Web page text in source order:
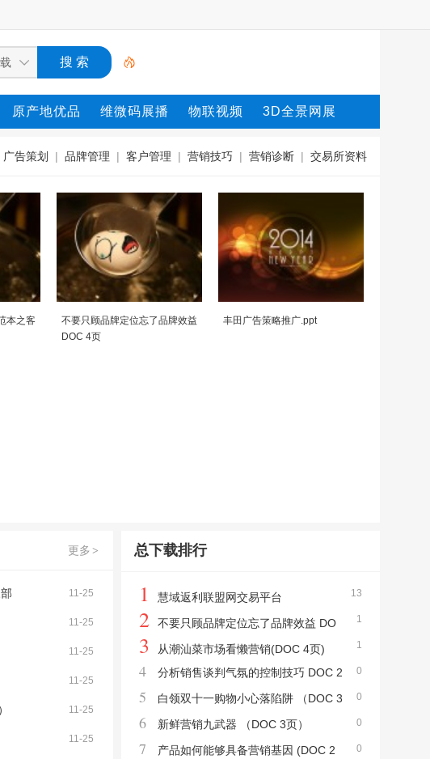
原产地优品 维微码展播 物联视频 3D全景网展
广告策划 | 品牌管理 | 客户管理 | 营销技巧 | 营销诊断 | 交易所资料
本之客
不要只顾品牌定位忘了品牌效益
DOC 4页
丰田广告策略推广.ppt
更多 >
11-25
11-25
11-25
11-25
11-25
11-25
总下载排行
13
1 慧域返利联盟网交易平台
1
2
不要只顾品牌定位忘了品牌效益 DO
C 4页
1
3 从潮汕菜市场看懒营销(DOC 4页)
0
4
分析销售谈判气氛的控制技巧 DOC 2
篇
0
5
白领双十一购物小心落陷阱 （DOC 3
页）
0
6 新鲜营销九武器 （DOC 3页）
0
7
产品如何能够具备营销基因 (DOC 2